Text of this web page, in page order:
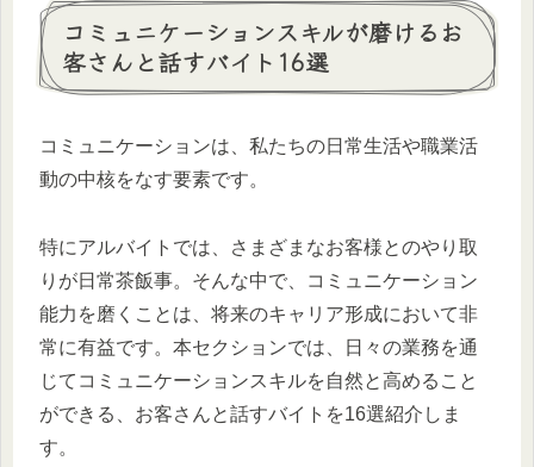
コミュニケーションスキルが磨けるお
客さんと話すバイト16選
コミュニケーションは、私たちの日常生活や職業活
動の中核をなす要素です。
特にアルバイトでは、さまざまなお客様とのやり取
りが日常茶飯事。そんな中で、コミュニケーション
能力を磨くことは、将来のキャリア形成において非
常に有益です。本セクションでは、日々の業務を通
じてコミュニケーションスキルを自然と高めること
ができる、お客さんと話すバイトを16選紹介しま
す。